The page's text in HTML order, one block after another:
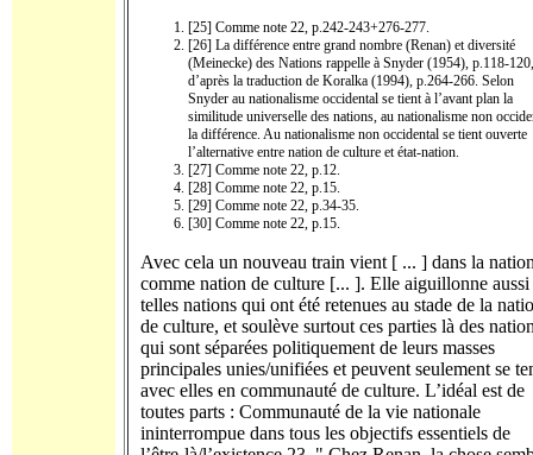
[25] Comme note 22, p.242-243+276-277.
[26] La différence entre grand nombre (Renan) et diversité
(Meinecke) des Nations rappelle à Snyder (1954), p.118-
d’après la traduction de Koralka (1994), p.264-266. Selon
Snyder au nationalisme occidental se tient à l’avant plan la
similitude universelle des nations, au nationalisme non
la différence. Au nationalisme non occidental se tient ouverte
l’alternative entre nation de culture et état-nation.
[27] Comme note 22, p.12.
[28] Comme note 22, p.15.
[29] Comme note 22, p.34-35.
[30] Comme note 22, p.15.
Avec cela un nouveau train vient [ ... ] dans la
comme nation de culture [... ]. Elle aiguillonne aussi
telles nations qui ont été retenues au stade de la
de culture, et soulève surtout ces parties là des
qui sont séparées politiquement de leurs masses
principales unies/unifiées et peuvent seulement se
avec elles en communauté de culture. L’idéal est de
toutes parts : Communauté de la vie nationale
ininterrompue dans tous les objectifs essentiels de